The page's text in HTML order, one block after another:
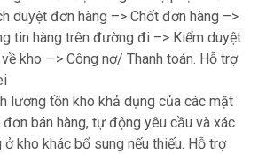
duyệt đơn hàng –> Chốt đơn hàng –>
tin hàng trên đường đi –> Kiểm duyệt
kho —> Công nợ/ Thanh toán. Hỗ trợ
lượng tồn kho khả dụng của các mặt
đơn bán hàng, tự động yêu cầu và xác
ở kho khác bổ sung nếu thiếu. Hỗ trợ